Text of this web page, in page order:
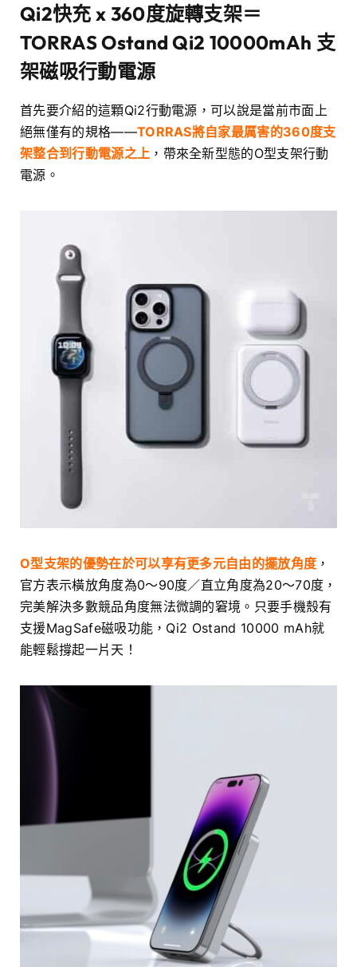
Qi2快充 x 360度旋轉支架＝
TORRAS Ostand Qi2 10000mAh 支
架磁吸行動電源
首先要介紹的這顆Qi2行動電源，可以說是當前市面上
絕無僅有的規格——TORRAS將自家最厲害的360度支
架整合到行動電源之上 ，帶來全新型態的O型支架行動
電源。
O型支架的優勢在於可以享有更多元自由的擺放角度 ，
官方表示橫放角度為0～90度／直立角度為20～70度，
完美解決多數競品角度無法微調的窘境。只要手機殼有
支援MagSafe磁吸功能，Qi2 Ostand 10000 mAh就
能輕鬆撐起一片天！